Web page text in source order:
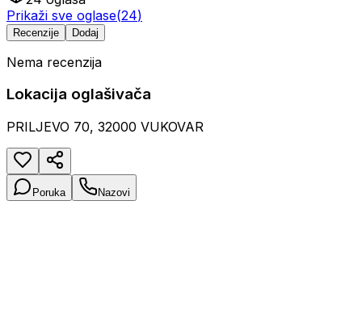
Prikaži sve oglase(24)
Recenzije Dodaj
Nema recenzija
Lokacija oglašivača
PRILJEVO 70, 32000 VUKOVAR
Poruka Nazovi